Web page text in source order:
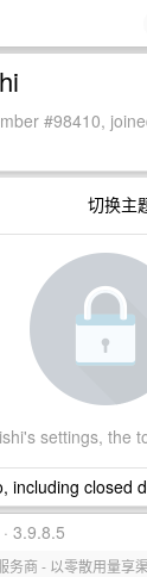
#98410,
切换主
settings, the
including closed
3.9.8.5
务商 - 以零散用量享